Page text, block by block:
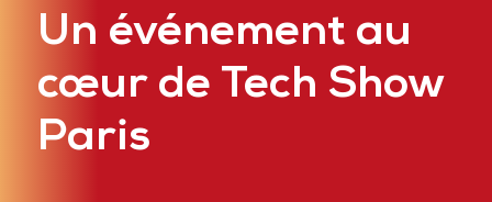
Un événement au
cœur de Tech Show
Paris